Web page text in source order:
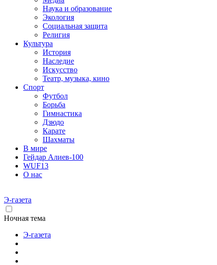
Наука и образование
Экология
Социальная защита
Религия
Культура
История
Наследие
Искусство
Театр, музыка, кино
Спорт
Футбол
Борьба
Гимнастика
Дзюдо
Карате
Шахматы
В мире
Гейдар Алиев-100
WUF13
О нас
Э-газета
Ночная тема
Э-газета